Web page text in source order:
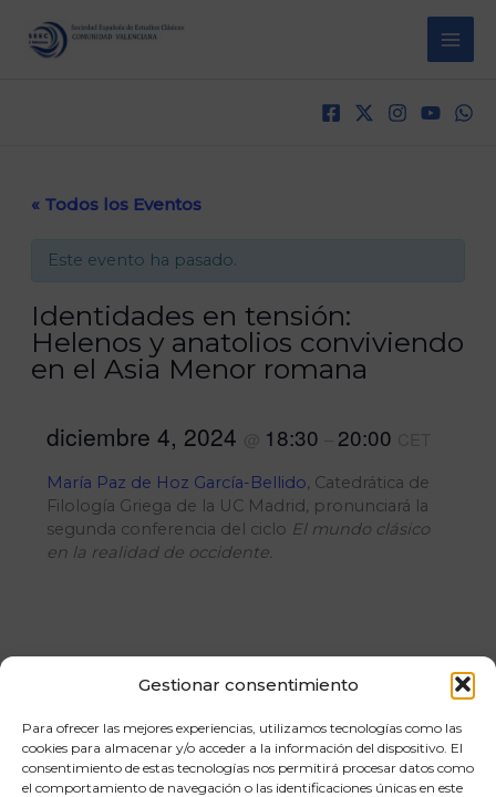
Gestionar consentimiento
Para ofrecer las mejores experiencias, utilizamos tecnologías como las
cookies para almacenar y/o acceder a la información del dispositivo. El
consentimiento de estas tecnologías nos permitirá procesar datos como
el comportamiento de navegación o las identificaciones únicas en este
contenido
« Todos los Eventos
Este evento ha pasado.
Identidades en tensión:
Helenos y anatolios conviviendo
en el Asia Menor romana
diciembre 4, 2024 18:30 20:00
María Paz de Hoz García-Bellido, Catedrática de
Filología Griega de la UC Madrid, pronunciará la
segunda conferencia del ciclo El mundo clásico
en la realidad de occidente.
AÑADIR AL CALENDARIO